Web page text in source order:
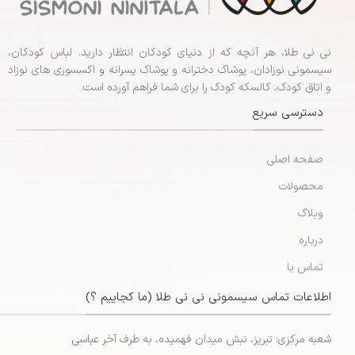
نی نی طلا، هر آنچه که از دنیای کودکان انتظار دارید. لباس کودکان،
سیسمونی نوزادان، پوشاک دخترانه و پوشاک پسرانه و اکسسوری های نوزاد
و اتاق کودک، کالسکه کودک را برای شما فراهم آورده است.
دسترسی سریع
صفحه اصلی
محصولات
وبلاگ
درباره
تماس با
اطلاعات تماس سیسمونی نی نی طلا (ما کجاییم ؟)
شعبه مرکزی: تبریز، نبش میدان فهمیده، به طرف آخر عباسی